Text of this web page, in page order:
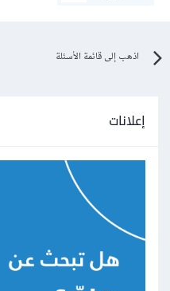
اذهب إلى قائمة الأسئلة
إعلانات